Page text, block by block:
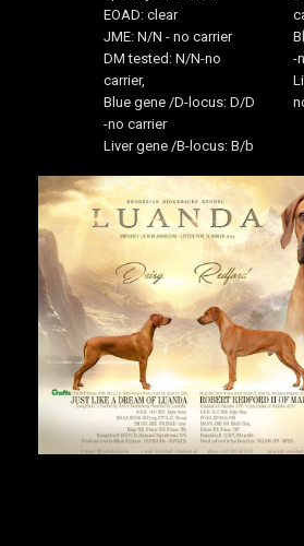
EOAD: clear
JME: N/N - no carrier
DM tested: N/N-no
carrier,
Blue gene /D-locus: D/D
-no carrier
Liver gene /B-locus: B/b
-